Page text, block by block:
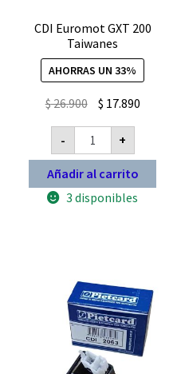
CDI Euromot GXT 200
Taiwanes
AHORRAS UN 33%
$26.900 El
original
era:
$ 26.900.
$ 17.890El
es:
-
CDI
Euromot
GXT
200
Taiwanes
cantidad
+
Añadir al carrito
3 disponibles